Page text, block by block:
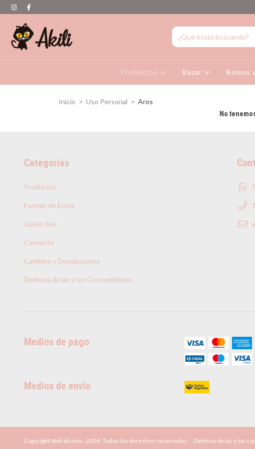
Productos Bazar Bolsos
Inicio > Uso Personal > Aros
No
Categorías
Productos
Formas de Envio
Quién Soy
Contacto
Cambios y Devoluciones
Defensa de las y los Consumidores
Medios de pago
Medios de envío
Copyright Akili diseño - 2026. Todos los derechos reservados. Defensa de las y los